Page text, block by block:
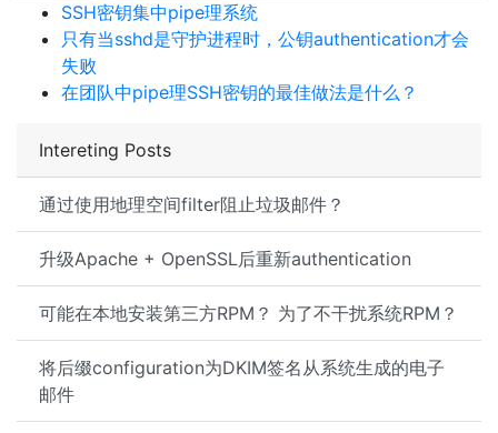
Intereting Posts
通过使用地理空间filter阻止垃圾邮件？
升级Apache + OpenSSL后重新authentication
可能在本地安装第三方RPM？ 为了不干扰系统RPM？
将后缀configuration为DKIM签名从系统生成的电子
邮件
SSH密钥集中pipe理系统
只有当sshd是守护进程时，公钥authentication才会
失败
在团队中pipe理SSH密钥的最佳做法是什么？